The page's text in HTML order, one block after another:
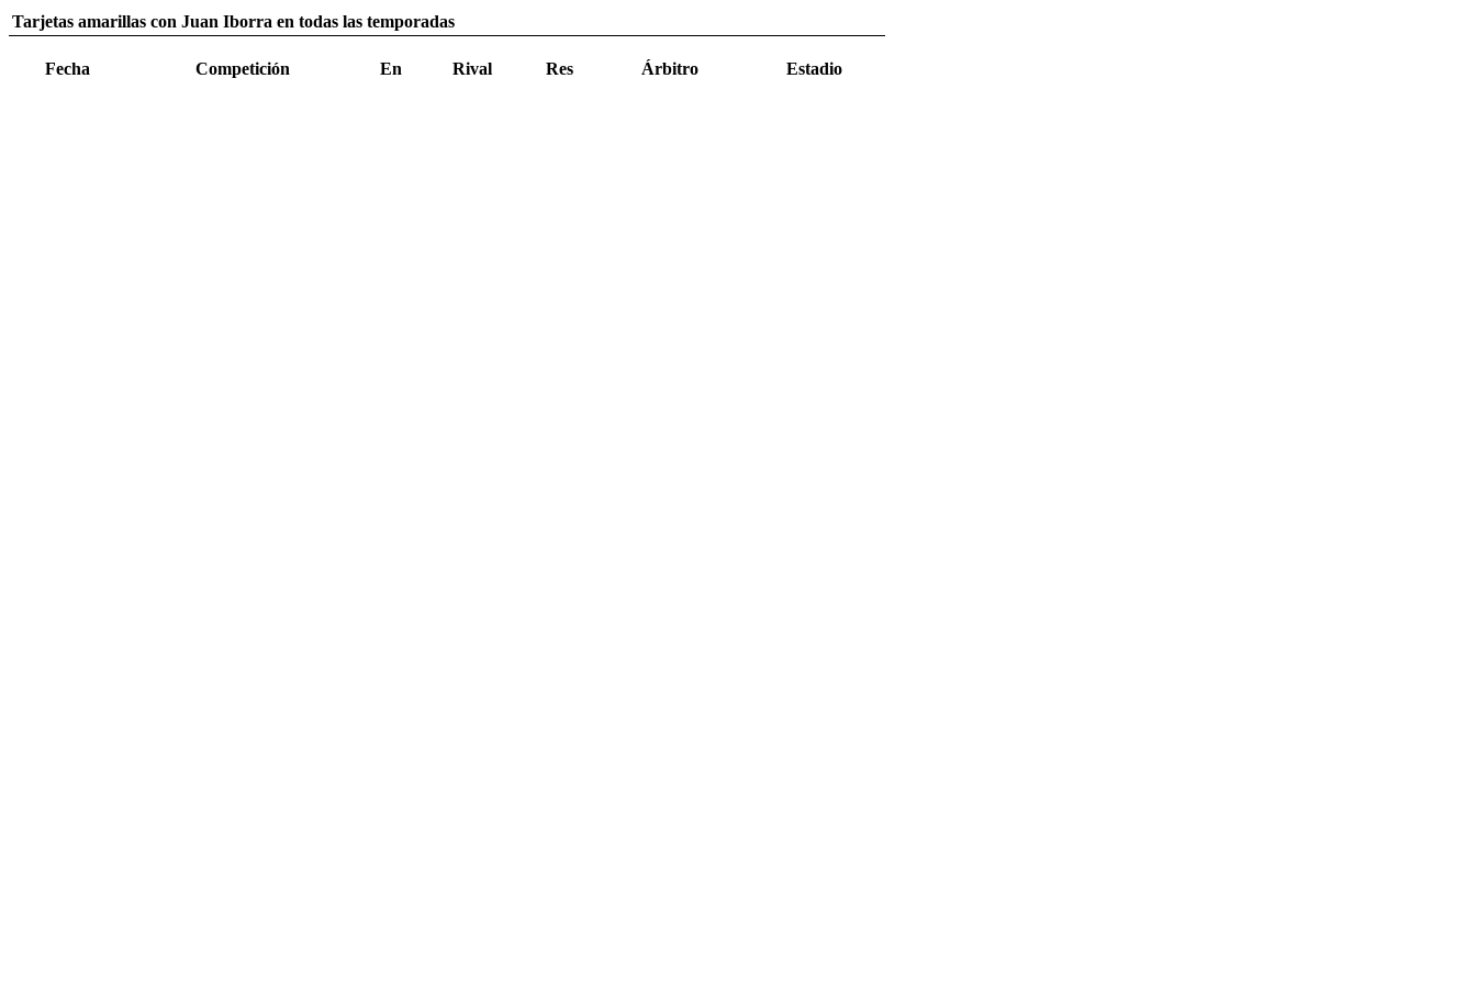
Tarjetas amarillas con Juan Iborra en todas las temporadas
Fecha Competición En Rival Res Árbitro Estadio